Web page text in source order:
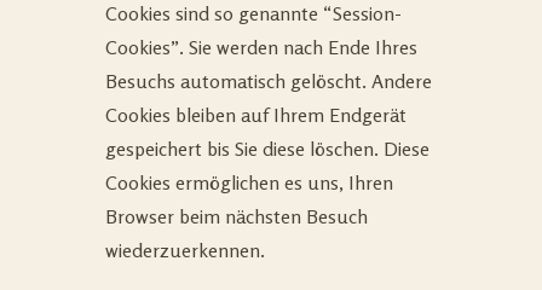
Cookies sind so genannte “Session-
Cookies”. Sie werden nach Ende Ihres
Besuchs automatisch gelöscht. Andere
Cookies bleiben auf Ihrem Endgerät
gespeichert bis Sie diese löschen. Diese
Cookies ermöglichen es uns, Ihren
Browser beim nächsten Besuch
wiederzuerkennen.